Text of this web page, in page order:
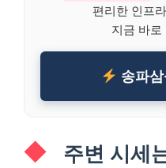
편리한 인프
지금 바로
송파
주변 시세